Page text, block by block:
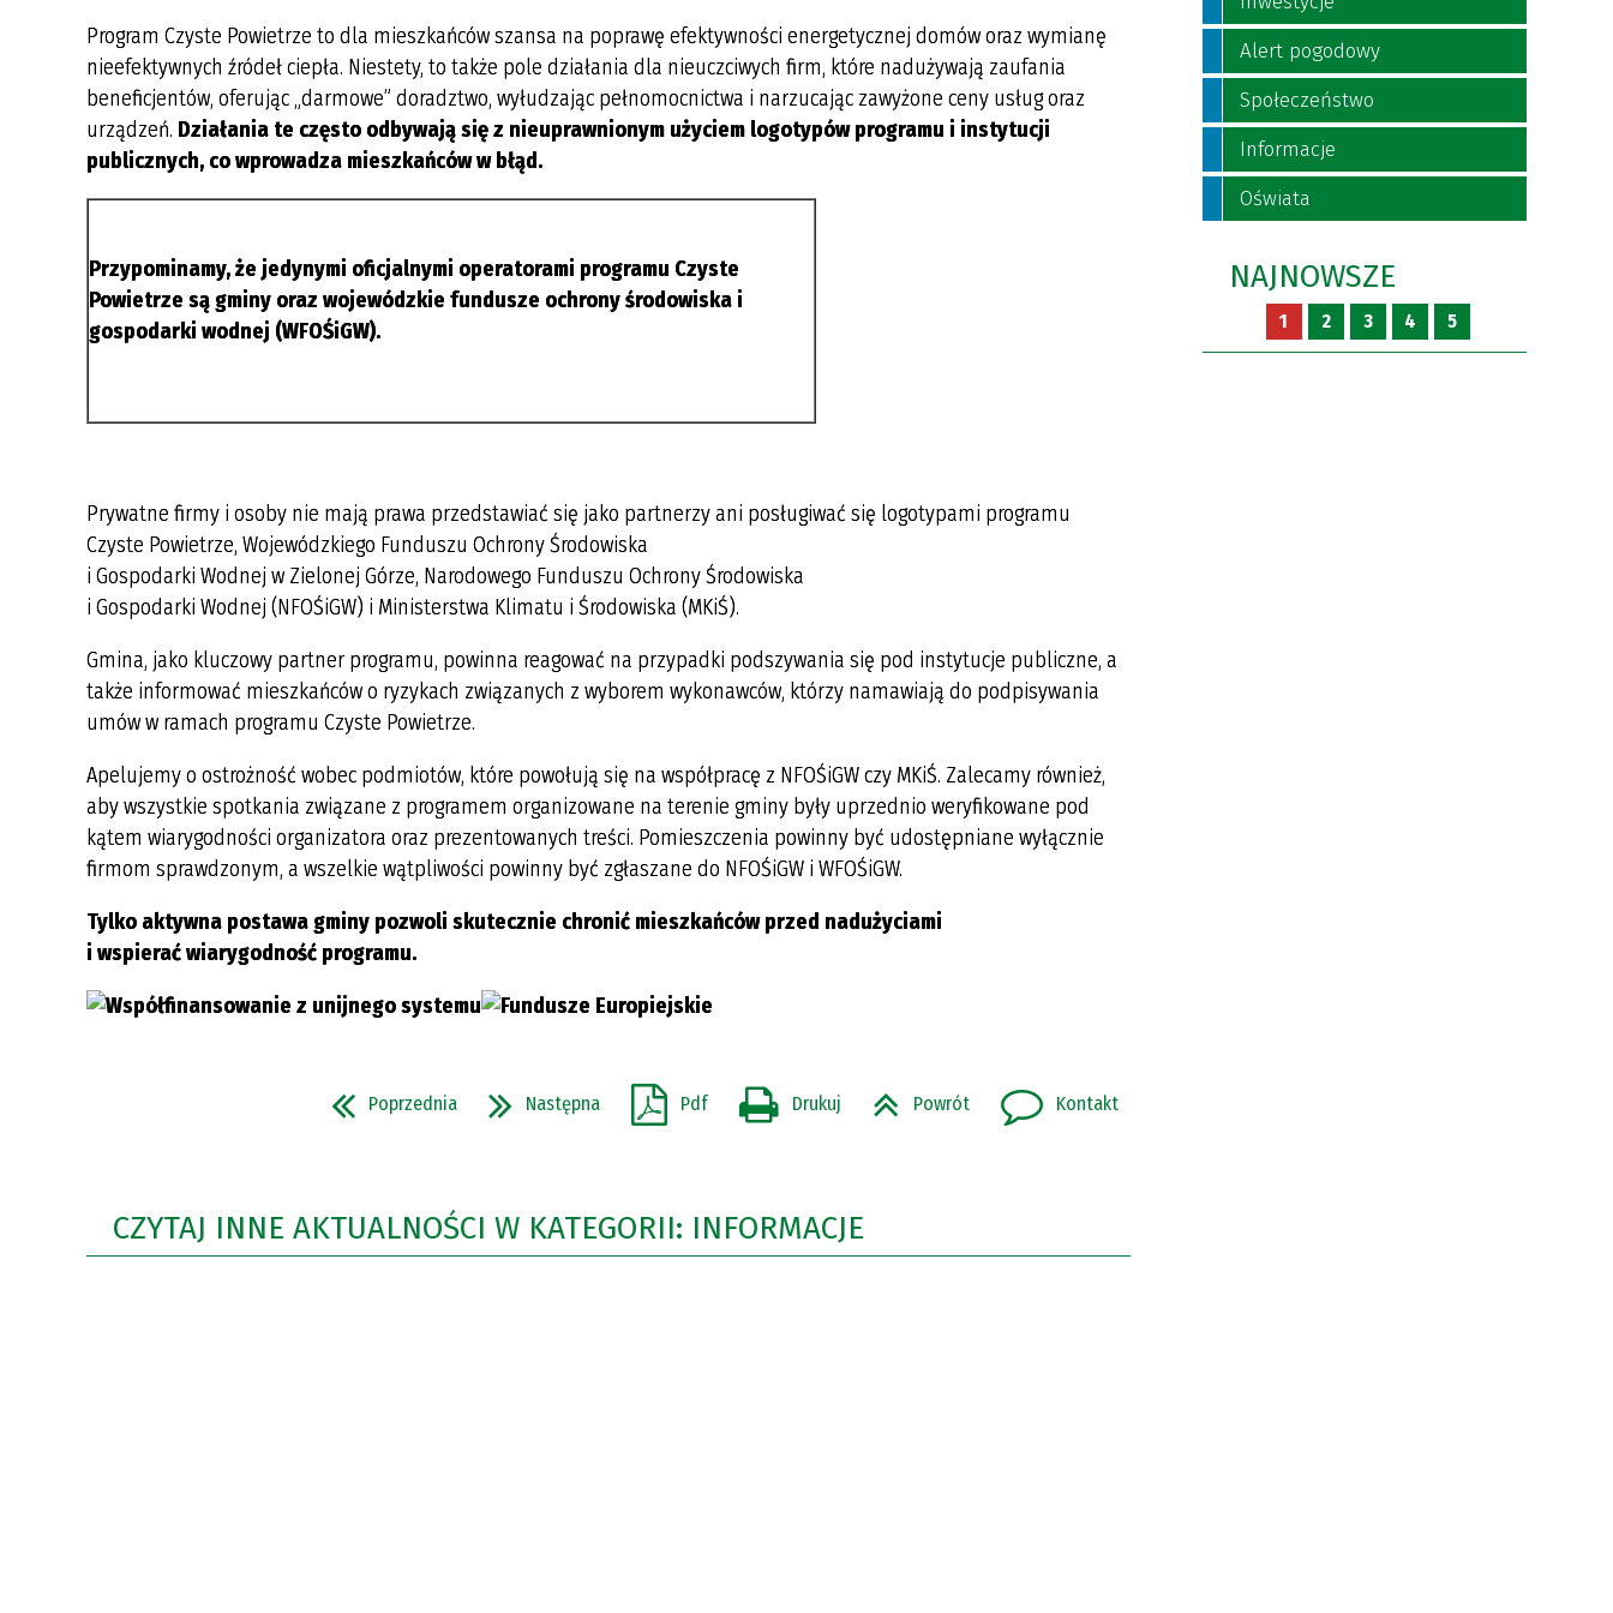
ALTLANDSBERG
WYKAZ SOŁTYSÓW
NIEODPŁATNA POMOC PRAWNA
KONKURSY
INFORMACJA ODNOŚNIE OCHRONY
DANYCH OSOBOWYCH
DOKUMENTY DO POBRANIA
WYKAZ PODMIOTÓW WPISANYCH
DO REJESTRU DZIAŁALNOŚCI
REGULOWANEJ
PUNKT SELEKTYWNEJ ZBIÓRKI
INFORMACJA O PODMIOCIE
ODBIERAJĄCYM ODPADY
KOMUNALNE
FILM EDUKACYJNY O SEGREGACJI
HARMONOGRAM ODBIORU
ODPADÓW 2025
HARMONOGRAM ODBIORU
ROK 2021
ROK 2020
OFERTA INWESTYCYJNA
ROK 2017
FILM PROMOCYJNY GMINY
KRZESZYCE
Program Czyste Powietrze to dla mieszkańców szansa na poprawę efektywności energetycznej domów oraz wymianę
nieefektywnych źródeł ciepła. Niestety, to także pole działania dla nieuczciwych firm, które nadużywają zaufania
beneficjentów, oferując „darmowe” doradztwo, wyłudzając pełnomocnictwa i narzucając zawyżone ceny usług oraz
urządzeń. Działania te często odbywają się z nieuprawnionym użyciem logotypów programu i instytucji
publicznych, co wprowadza mieszkańców w błąd.
Przypominamy, że jedynymi oficjalnymi operatorami programu Czyste
Powietrze są gminy oraz wojewódzkie fundusze ochrony środowiska i
gospodarki wodnej (WFOŚiGW).
Prywatne firmy i osoby nie mają prawa przedstawiać się jako partnerzy ani posługiwać się logotypami programu
Czyste Powietrze, Wojewódzkiego Funduszu Ochrony Środowiska
i Gospodarki Wodnej w Zielonej Górze, Narodowego Funduszu Ochrony Środowiska
i Gospodarki Wodnej (NFOŚiGW) i Ministerstwa Klimatu i Środowiska (MKiŚ).
Gmina, jako kluczowy partner programu, powinna reagować na przypadki podszywania się pod instytucje publiczne, a
także informować mieszkańców o ryzykach związanych z wyborem wykonawców, którzy namawiają do podpisywania
umów w ramach programu Czyste Powietrze.
Apelujemy o ostrożność wobec podmiotów, które powołują się na współpracę z NFOŚiGW czy MKiŚ. Zalecamy również,
aby wszystkie spotkania związane z programem organizowane na terenie gminy były uprzednio weryfikowane pod
kątem wiarygodności organizatora oraz prezentowanych treści. Pomieszczenia powinny być udostępniane wyłącznie
firmom sprawdzonym, a wszelkie wątpliwości powinny być zgłaszane do NFOŚiGW i WFOŚiGW.
Tylko aktywna postawa gminy pozwoli skutecznie chronić mieszkańców przed nadużyciami
i wspierać wiarygodność programu.
Poprzednia Następna Pdf Drukuj Powrót Kontakt
CZYTAJ INNE AKTUALNOŚCI W KATEGORII: INFORMACJE
Alert pogodowy
Społeczeństwo
Informacje
Oświata
NAJNOWSZE
1 2 3 4 5